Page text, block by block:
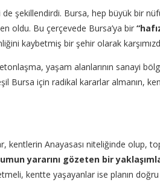
Bursa, hep büyük bir
oldu. Bu çerçevede Bursa’ya bir
kaybetmiş bir şehir olarak
yaşam alanlarının sanayi
için radikal kararlar almanın,
Anayasası niteliğinde olup,
yararını gözeten bir
kentte yaşayanlar ise planın doğru